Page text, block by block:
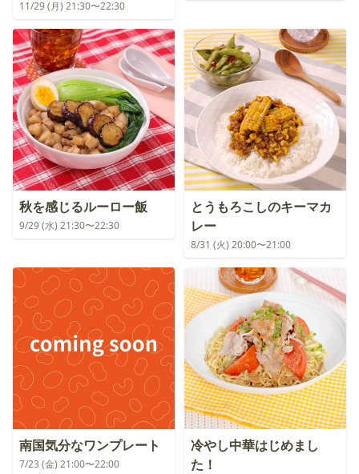
11/29 (月) 21:30〜22:30
秋を感じるルーロー飯
9/29 (水) 21:30〜22:30
とうもろこしのキーマカ
レー
8/31 (火) 20:00〜21:00
南国気分なワンプレート
7/23 (金) 21:00〜22:00
冷やし中華はじめまし
た！